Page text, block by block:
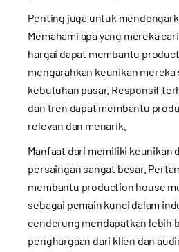
Penting juga untuk
Memahami apa yang mereka
hargai dapat membantu
mengarahkan keunikan mereka
kebutuhan pasar. Responsif
dan tren dapat membantu
relevan dan menarik.
Manfaat dari memiliki keunikan
persaingan sangat besar.
membantu production house
sebagai pemain kunci dalam
cenderung mendapatkan lebih
penghargaan dari klien dan